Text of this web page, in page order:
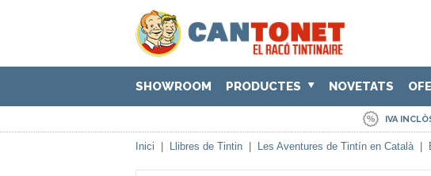
SHOWROOM PRODUCTES NOVETATS
IVA
Inici Llibres de Tintin Les Aventures de Tintín en Català|